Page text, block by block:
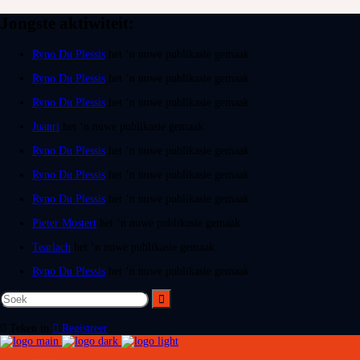
Ryno Du Plessis
Ryno Du Plessis
Ryno Du Plessis
Juanri
Ryno Du Plessis
Ryno Du Plessis
Ryno Du Plessis
Pieter Mostert
Tearlach
Ryno Du Plessis
Registreer